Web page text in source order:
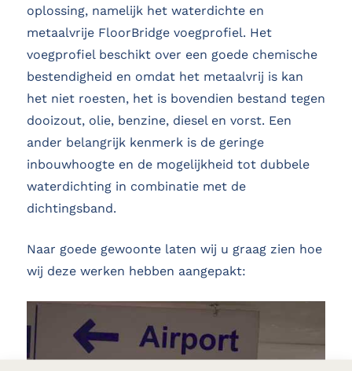
oplossing, namelijk het waterdichte en
metaalvrije FloorBridge voegprofiel. Het
voegprofiel beschikt over een goede chemische
bestendigheid en omdat het metaalvrij is kan
het niet roesten, het is bovendien bestand tegen
dooizout, olie, benzine, diesel en vorst. Een
ander belangrijk kenmerk is de geringe
inbouwhoogte en de mogelijkheid tot dubbele
waterdichting in combinatie met de
dichtingsband.
Naar goede gewoonte laten wij u graag zien hoe
wij deze werken hebben aangepakt: